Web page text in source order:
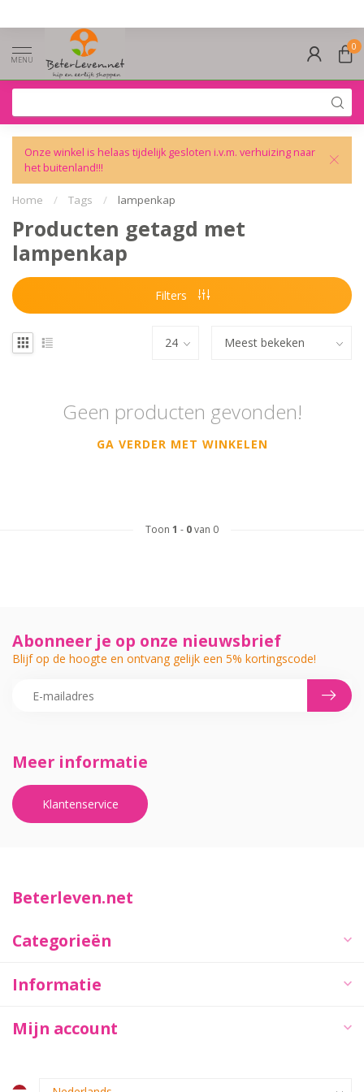
MENU
0
Onze winkel is helaas tijdelijk gesloten i.v.m. verhuizing naar
het buitenland!!!
Home / Tags / lampenkap
Producten getagd met
lampenkap
Filters
Geen producten gevonden!
GA VERDER MET WINKELEN
Toon 1 - 0van 0
Meer informatie
Klantenservice
Abonneer je op onze nieuwsbrief
Blijf op de hoogte en ontvang gelijk een 5% kortingscode!
Beterleven.net
Categorieën
Informatie
Mijn account